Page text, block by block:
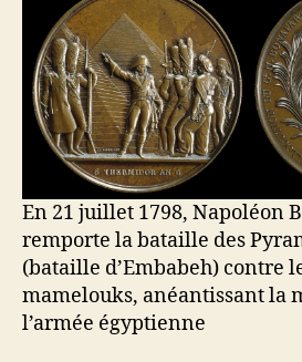
En 21 juillet 1798, Napoléon
remporte la bataille des
(bataille d’Embabeh) contre
mamelouks, anéantissant la
l’armée égyptienne